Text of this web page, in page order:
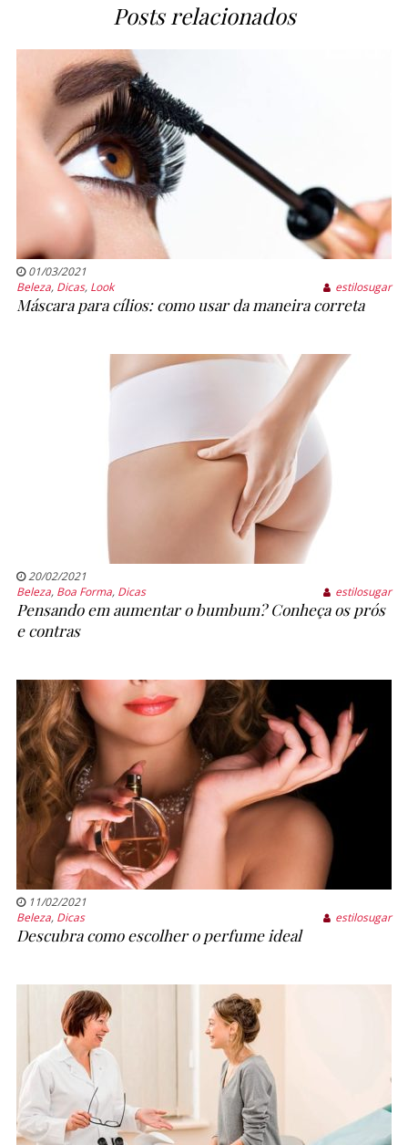
Posts relacionados
01/03/2021
Beleza, Dicas, Look estilosugar
Máscara para cílios: como usar da maneira correta
20/02/2021
Beleza, Boa Forma, Dicas estilosugar
Pensando em aumentar o bumbum? Conheça os prós
e contras
11/02/2021
Beleza, Dicas estilosugar
Descubra como escolher o perfume ideal